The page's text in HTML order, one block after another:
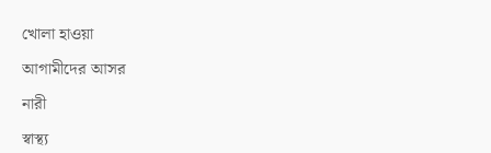
খোলা হাওয়া
আগামীদের আসর
নারী
স্বাস্থ্য